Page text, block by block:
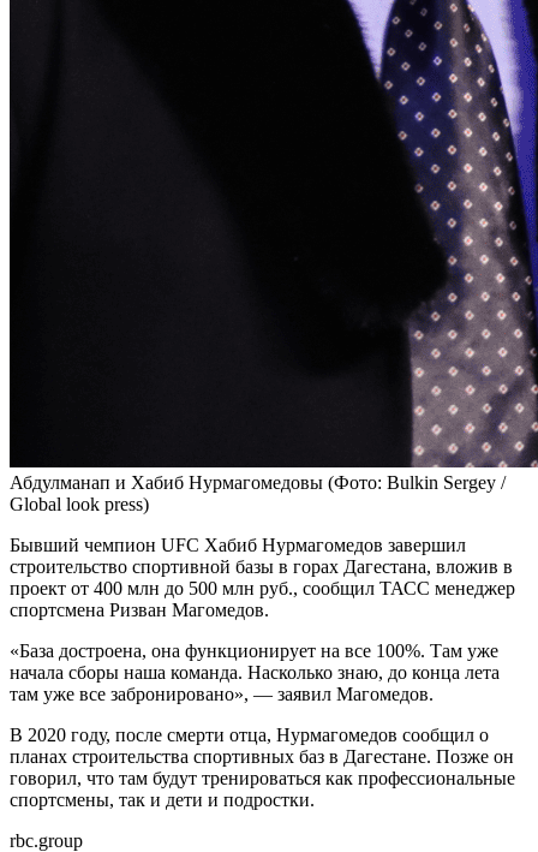
Абдулманап и Хабиб Нурмагомедовы (Фото: Bulkin Sergey /
Global look press)
Бывший чемпион UFC Хабиб Нурмагомедов завершил
строительство спортивной базы в горах Дагестана, вложив в
проект от 400 млн до 500 млн руб., сообщил ТАСС менеджер
спортсмена Ризван Магомедов.
«База достроена, она функционирует на все 100%. Там уже
начала сборы наша команда. Насколько знаю, до конца лета
там уже все забронировано», — заявил Магомедов.
В 2020 году, после смерти отца, Нурмагомедов сообщил о
планах строительства спортивных баз в Дагестане. Позже он
говорил, что там будут тренироваться как профессиональные
спортсмены, так и дети и подростки.
rbc.group